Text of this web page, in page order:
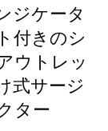
ジケータ
付きのシ
ウトレッ
式サージ
ター